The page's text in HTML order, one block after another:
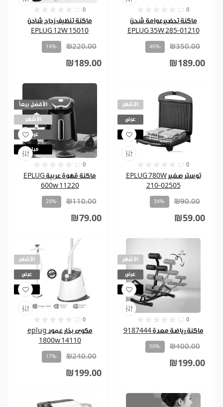
0
ماكنة تنظيف زجاج شاحن
15010 EPLUG 12W
₪220.00
-14%
₪189.00
0
ماكنة تحضيرعوامة شحن
EPLUG 35W 285-01210
₪350.00
-46%
₪189.00
الأفضل بيعاً
الأشهر
عرض
مباع
0
ماكنة قهوة عربية EPLUG
600w 11220
₪110.00
-28%
₪79.00
الأشهر
عرض
مباع
0
توستر صغير EPLUG 780W
210-02505
₪90.00
-34%
₪59.00
الأشهر
عرض
مباع
0
مكوى بخار عمود eplug
1800w 14110
₪240.00
-17%
₪199.00
الأشهر
عرض
مباع
0
ماكنة رياضة معدة 9187444
₪400.00
-50%
₪199.00